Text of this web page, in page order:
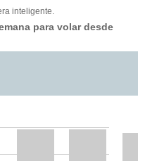
inteligente.
para volar desde